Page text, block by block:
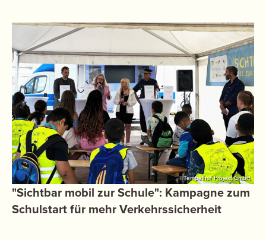
©Tempelhof Projekt GmbH
"Sichtbar mobil zur Schule": Kampagne zum
Schulstart für mehr Verkehrssicherheit